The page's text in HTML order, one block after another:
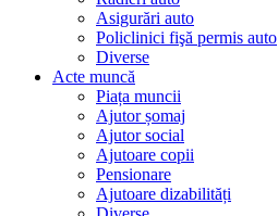
Asigurări auto
Policlinici fişă permis auto
Diverse
Acte muncă
Piața muncii
Ajutor șomaj
Ajutor social
Ajutoare copii
Pensionare
Ajutoare dizabilități